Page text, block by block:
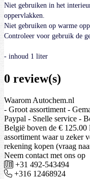
Niet gebruiken in het
oppervlakken.
Niet gebruiken op warme
Controleer voor gebruik de
- inhoud 1 liter
0 review(s)
Waarom Autochem.nl
- Groot assortiment -
Paypal - Snelle service -
België boven de € 125.00
assortiment waar u zeker
rekening kopen (vraag
Neem contact met ons op
+31 492-543494
+316 12468924